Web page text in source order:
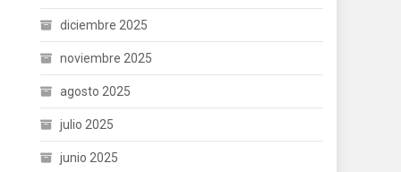
diciembre 2025
noviembre 2025
agosto 2025
julio 2025
junio 2025